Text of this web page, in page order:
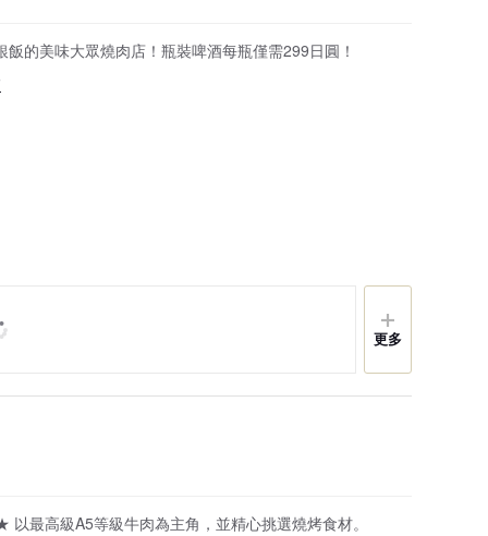
飯的美味大眾燒肉店！瓶裝啤酒每瓶僅需299日圓！
更多
高級A5等級牛肉為主角，並精心挑選燒烤食材。